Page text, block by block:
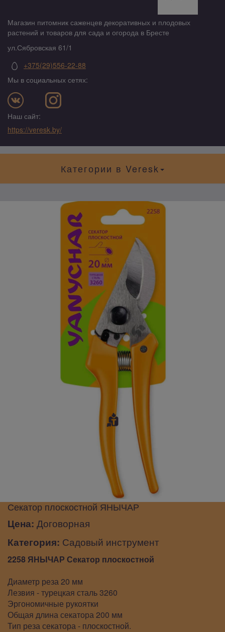
Магазин питомник саженцев декоративных и плодовых
растений и товаров для сада и огорода в Бресте
ул.Сябровская 61/1
+375(29)556-22-88
Мы в социальных сетях:
Наш сайт:
https://veresk.by/
Категории в Veresk
Секатор плоскостной ЯНЫЧАР
Цена: Договорная
Категория: Садовый инструмент
2258 ЯНЫЧАР Секатор плоскостной
Диаметр реза 20 мм
Лезвия - турецкая сталь 3260
Эргономичные рукоятки
Общая длина секатора 200 мм
Тип реза секатора - плоскостной.